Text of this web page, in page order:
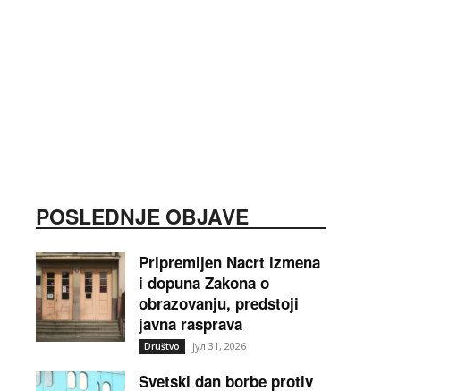
POSLEDNJE OBJAVE
Pripremljen Nacrt izmena
i dopuna Zakona o
obrazovanju, predstoji
javna rasprava
Društvo јул 31, 2026
Svetski dan borbe protiv